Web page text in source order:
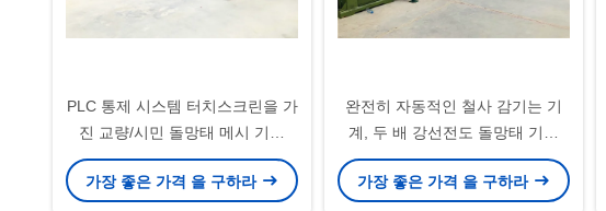
PLC 통제 시스템 터치스크린을 가
진 교량/시민 돌망태 메시 기계
25kw
가장 좋은 가격 을 구하라
완전히 자동적인 철사 감기는 기
계, 두 배 강선전도 돌망태 기계
PLC 통제
가장 좋은 가격 을 구하라